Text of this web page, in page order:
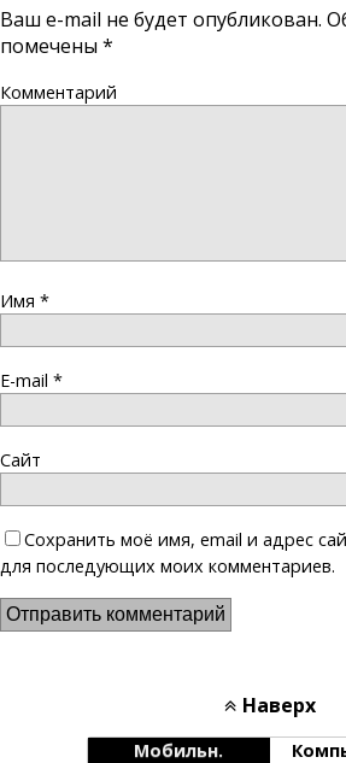
Ваш e-mail не будет опубликован.
помечены *
Комментарий
Имя *
E-mail *
Сайт
Сохранить моё имя, email и адрес
для последующих моих комментариев.
Наверх
Мобильн.